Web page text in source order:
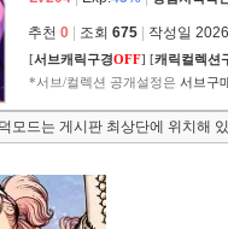
추천 0 조회 675 작성일
[서브캐릭구경OFF] [캐릭컬렉션
*서브/컬렉션 공개설정은 서브구
모드는 게시판 최상단에 위치해